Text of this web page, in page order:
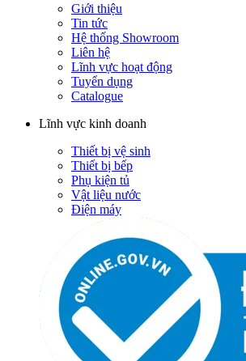
Giới thiệu
Tin tức
Hệ thống Showroom
Liên hệ
Lĩnh vực hoạt động
Tuyển dụng
Catalogue
Lĩnh vực kinh doanh
Thiết bị vệ sinh
Thiết bị bếp
Phụ kiện tủ
Vật liệu nước
Điện máy